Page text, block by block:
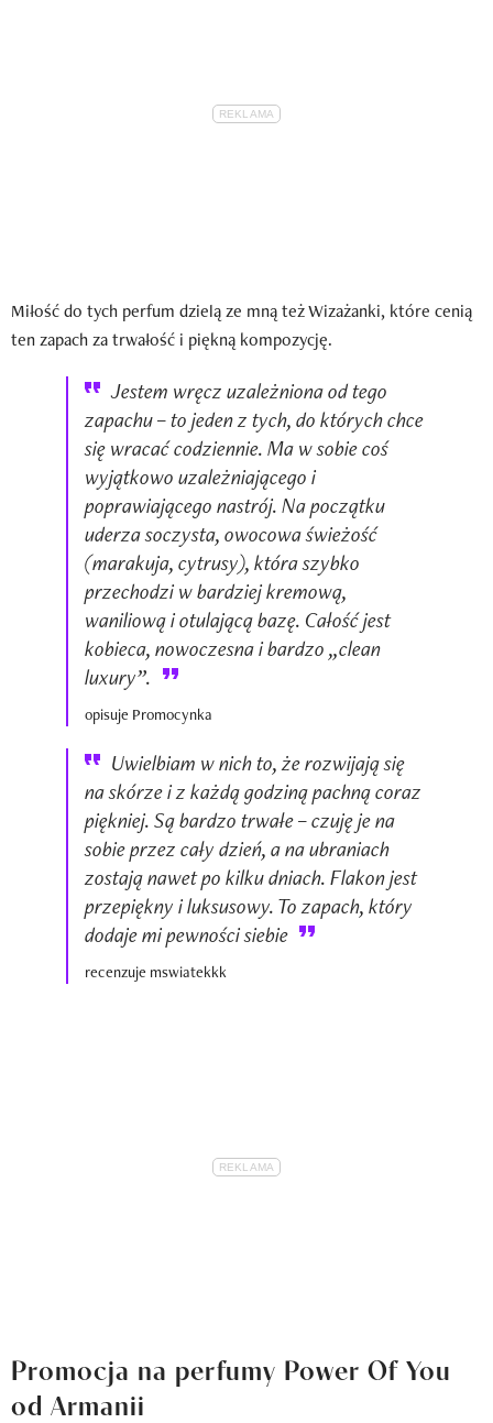
Miłość do tych perfum dzielą ze mną też Wizażanki, które cenią
ten zapach za trwałość i piękną kompozycję.
Jestem wręcz uzależniona od tego
zapachu – to jeden z tych, do których chce
się wracać codziennie. Ma w sobie coś
wyjątkowo uzależniającego i
poprawiającego nastrój. Na początku
uderza soczysta, owocowa świeżość
(marakuja, cytrusy), która szybko
przechodzi w bardziej kremową,
waniliową i otulającą bazę. Całość jest
kobieca, nowoczesna i bardzo „clean
luxury”.
opisuje Promocynka
Uwielbiam w nich to, że rozwijają się
na skórze i z każdą godziną pachną coraz
piękniej. Są bardzo trwałe – czuję je na
sobie przez cały dzień, a na ubraniach
zostają nawet po kilku dniach. Flakon jest
przepiękny i luksusowy. To zapach, który
dodaje mi pewności siebie
recenzuje mswiatekkk
Promocja na perfumy Power Of You
od Armanii